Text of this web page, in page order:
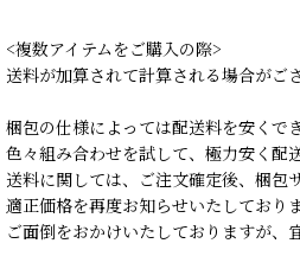
<複数アイテムをご購入の際>
送料が加算されて計算される場合がご
梱包の仕様によっては配送料を安くで
色々組み合わせを試して、極力安く配
送料に関しては、ご注文確定後、梱包
適正価格を再度お知らせいたしておりま
ご面倒をおかけいたしておりますが、